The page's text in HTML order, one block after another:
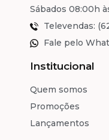
Sábados 08:00h
Televendas:
Fale pelo
Institucional
Quem somos
Promoções
Lançamentos